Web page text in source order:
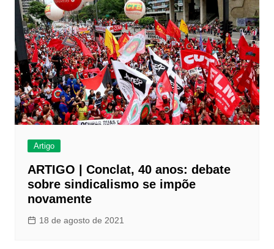
Artigo
ARTIGO | Conclat, 40 anos: debate
sobre sindicalismo se impõe
novamente
18 de agosto de 2021